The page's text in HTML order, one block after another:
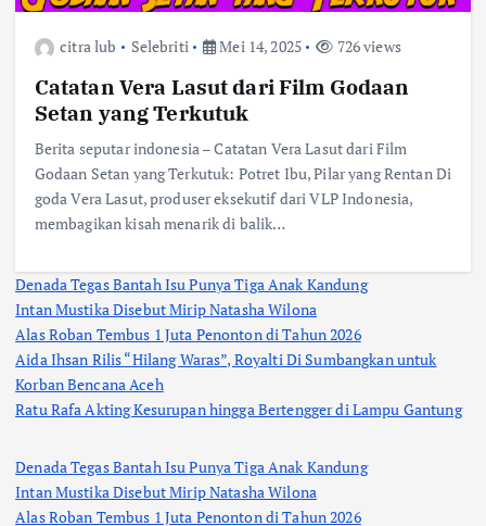
citra lub Selebriti Mei 14, 2025 726 views
Catatan Vera Lasut dari Film Godaan
Setan yang Terkutuk
Berita seputar indonesia – Catatan Vera Lasut dari Film
Godaan Setan yang Terkutuk: Potret Ibu, Pilar yang Rentan Di
goda Vera Lasut, produser eksekutif dari VLP Indonesia,
membagikan kisah menarik di balik…
Denada Tegas Bantah Isu Punya Tiga Anak Kandung
Intan Mustika Disebut Mirip Natasha Wilona
Alas Roban Tembus 1 Juta Penonton di Tahun 2026
Aida Ihsan Rilis “Hilang Waras”, Royalti Di Sumbangkan untuk
Korban Bencana Aceh
Ratu Rafa Akting Kesurupan hingga Bertengger di Lampu Gantung
Denada Tegas Bantah Isu Punya Tiga Anak Kandung
Intan Mustika Disebut Mirip Natasha Wilona
Alas Roban Tembus 1 Juta Penonton di Tahun 2026